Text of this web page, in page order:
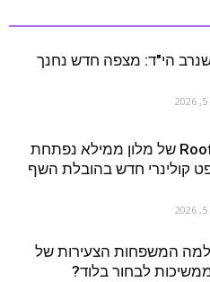
הי"ד: מצפה חדש נחנך
מסעדת ה-RoofTop של מלון ממילא נפתחת
קולינרי חדש בהובלת השף
למה המשפחות הצעירות של
לבחור בלוד?